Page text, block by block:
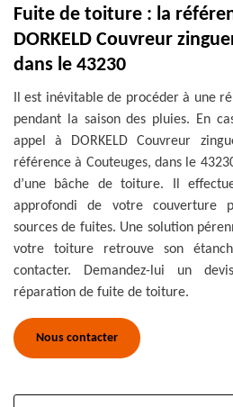
Fuite de toiture : la
DORKELD Couvreur
dans le 43230
Il est inévitable de procéder à une
pendant la saison des pluies. En
appel à DORKELD Couvreur
référence à Couteuges, dans le
d’une bâche de toiture. Il
approfondi de votre couverture
sources de fuites. Une solution
votre toiture retrouve son
contacter. Demandez-lui un
réparation de fuite de toiture.
Nous contacter